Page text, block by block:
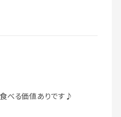
べる価値ありです♪